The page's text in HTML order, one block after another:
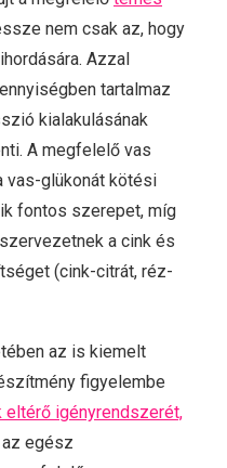
nem csak az, hogy
Azzal
tartalmaz
kialakulásának
A megfelelő vas
vas-glükonát kötési
fontos szerepet, míg
a cink és
(cink-citrát, réz-
az is kiemelt
figyelembe
igényrendszerét,
egész